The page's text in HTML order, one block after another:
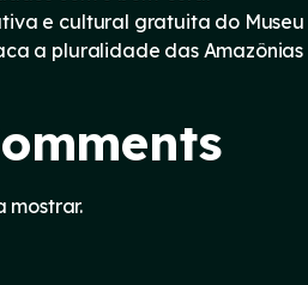
e cultural gratuita do Museu
a pluralidade das Amazônias
mostrar.